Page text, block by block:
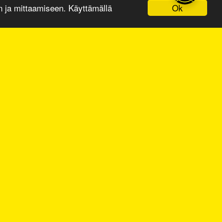
Ok
ja mittaamiseen. Käyttämällä